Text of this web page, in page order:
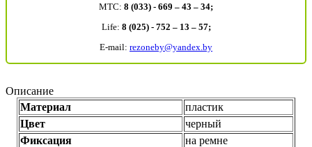
MTC: 8 (033) - 669 – 43 – 34;
Life: 8 (025) - 752 – 13 – 57;
E-mail: rezoneby@yandex.by
Описание
Материал
пластик
Цвет
черный
Фиксация
на ремне